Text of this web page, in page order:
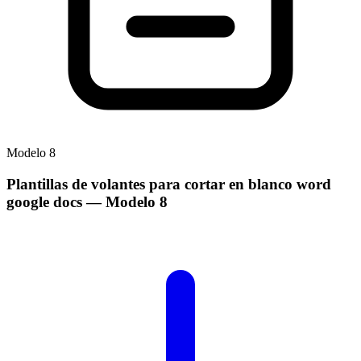
Modelo 8
Plantillas de volantes para cortar en blanco word
google docs— Modelo 8